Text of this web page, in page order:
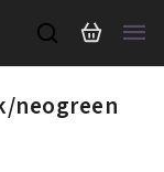
neogreen